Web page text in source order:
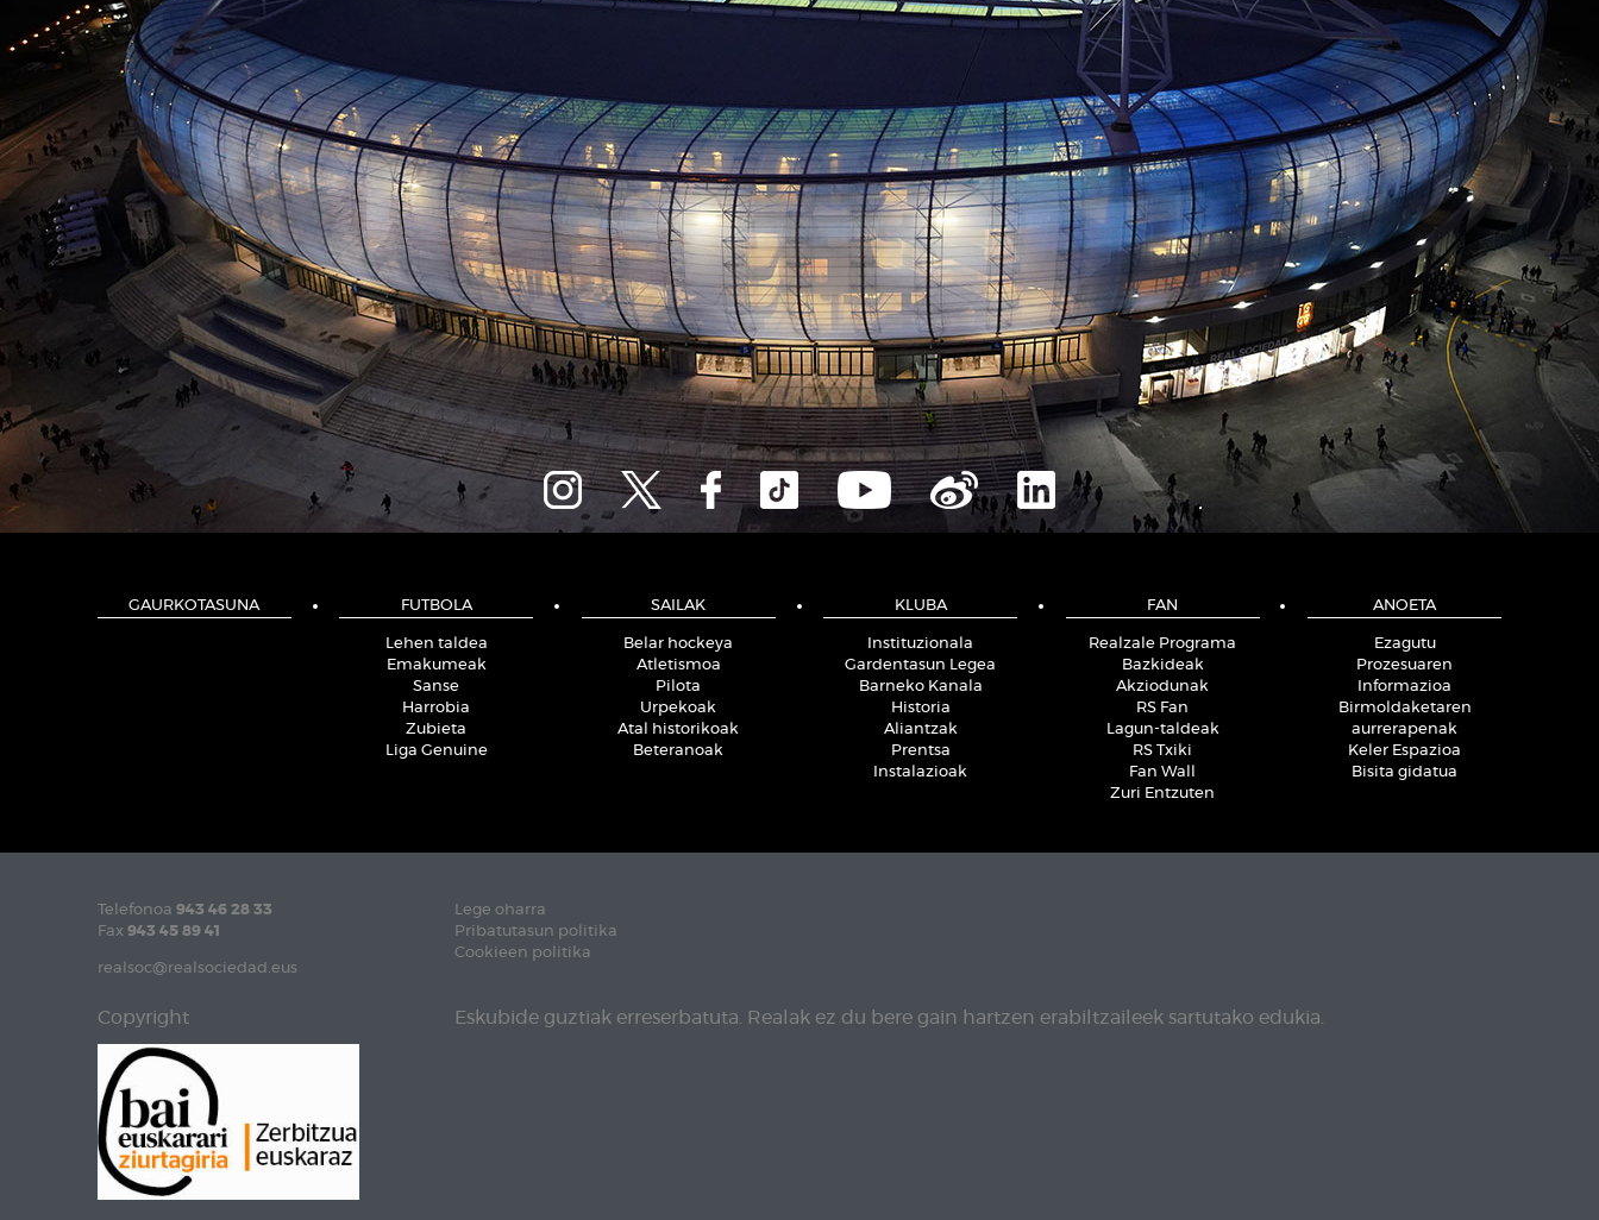
GAURKOTASUNA FUTBOLA
Lehen taldea
Emakumeak
Sanse
Harrobia
Zubieta
Liga Genuine
SAILAK
Belar hockeya
Atletismoa
Pilota
Urpekoak
Atal historikoak
Beteranoak
KLUBA
Instituzionala
Gardentasun Legea
Barneko Kanala
Historia
Aliantzak
Prentsa
Instalazioak
FAN
Realzale Programa
Bazkideak
Akziodunak
RS Fan
Lagun-taldeak
RS Txiki
Fan Wall
Zuri Entzuten
ANOETA
Ezagutu
Prozesuaren
Informazioa
Birmoldaketaren
aurrerapenak
Keler Espazioa
Bisita gidatua
Telefonoa 943 46 28 33
Fax 943 45 89 41
realsoc@realsociedad.eus
Lege oharra
Pribatutasun politika
Cookieen politika
Copyright Eskubide guztiak erreserbatuta. Realak ez du bere gain hartzen erabiltzaileek sartutako edukia.